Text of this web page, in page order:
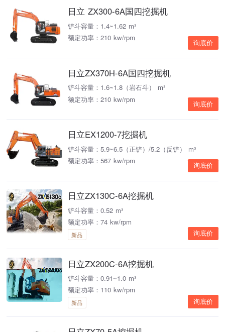
日立 ZX300-6A国四挖掘机
铲斗容量：1.4~1.62 m³
额定功率：210 kw/rpm
询底价
日立ZX370H-6A国四挖掘机
铲斗容量：1.6~1.8（岩石斗） m³
额定功率：210 kw/rpm
询底价
日立EX1200-7挖掘机
铲斗容量：5.9~6.5（正铲）/5.2（反铲） m³
额定功率：567 kw/rpm
询底价
日立ZX130C-6A挖掘机
铲斗容量：0.52 m³
额定功率：74 kw/rpm
新品 询底价
日立ZX200C-6A挖掘机
铲斗容量：0.91~1.0 m³
额定功率：110 kw/rpm
新品 询底价